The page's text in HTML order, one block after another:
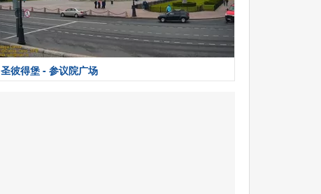
圣彼得堡 - 参议院广场